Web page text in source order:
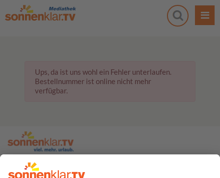
Ups, da ist uns wohl ein Fehler unterlaufen.
Bestellnummer ist online nicht mehr
verfügbar.
zur sonnenklar.TV Webseite
Moderatoren